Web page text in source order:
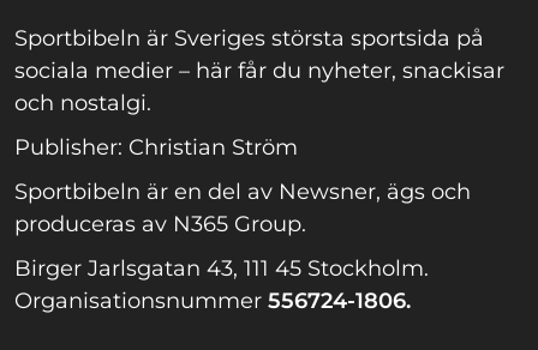
Sportbibeln är Sveriges största sportsida på
sociala medier – här får du nyheter, snackisar
och nostalgi.
Publisher: Christian Ström
Sportbibeln är en del av Newsner, ägs och
produceras av N365 Group.
Birger Jarlsgatan 43, 111 45 Stockholm.
Organisationsnummer 556724-1806.